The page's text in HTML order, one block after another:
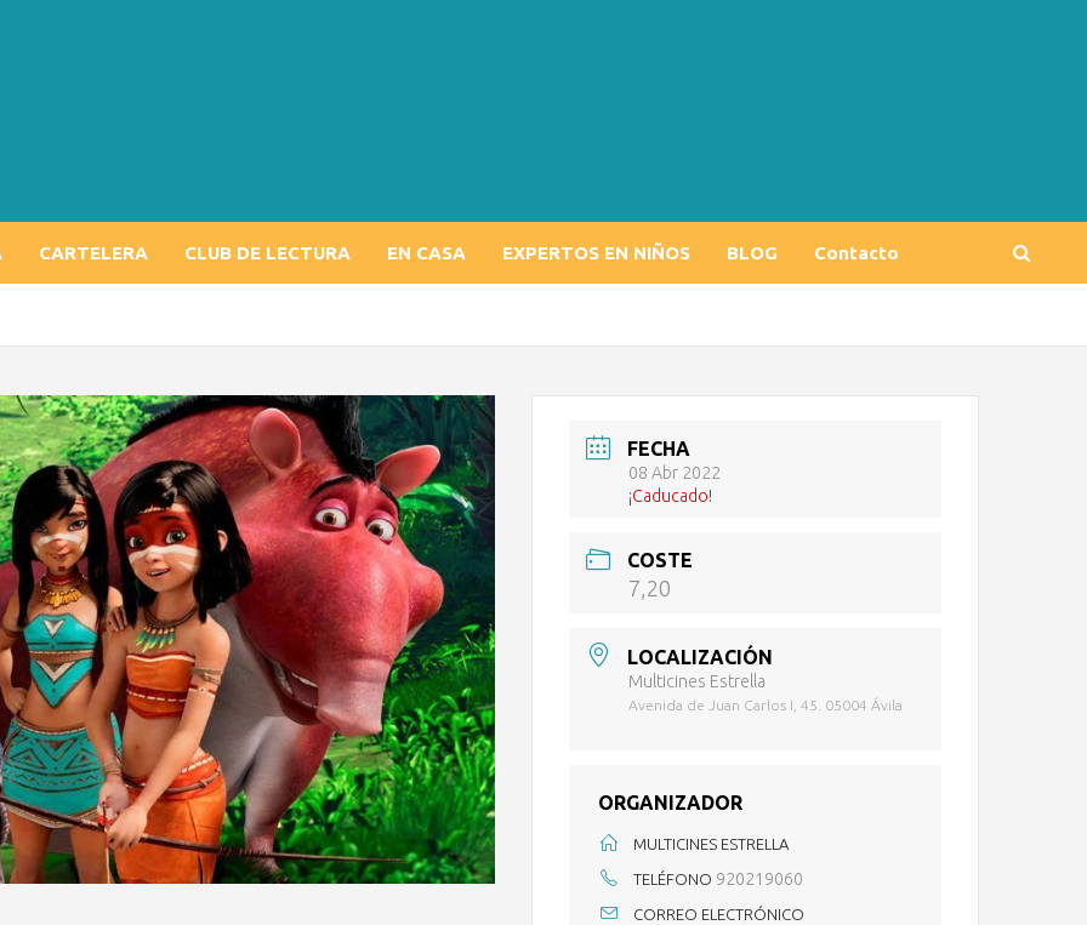
CARTELERA CLUB DE LECTURA EN CASA EXPERTOS EN NIÑOS BLOG Contacto
FECHA
08 Abr 2022
¡Caducado!
COSTE
7,20
LOCALIZACIÓN
Multicines Estrella
Avenida de Juan Carlos I, 45. 05004 Ávila
ORGANIZADOR
MULTICINES ESTRELLA
TELÉFONO 920219060
CORREO ELECTRÓNICO